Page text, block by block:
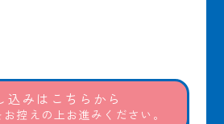
込みはこちらから
控えの上お進みください。